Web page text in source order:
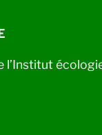
l’Institut